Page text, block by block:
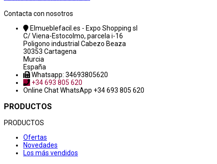
Contacta con nosotros
Elmueblefacil.es - Expo Shopping sl
C/ Viena-Estocolmo, parcela i-16
Poligono industrial Cabezo Beaza
30353 Cartagena
Murcia
España
Whatsapp: 34693805620
+34 693 805 620
Online ChatWhatsApp +34 693 805 620
PRODUCTOS
PRODUCTOS
Ofertas
Novedades
Los más vendidos